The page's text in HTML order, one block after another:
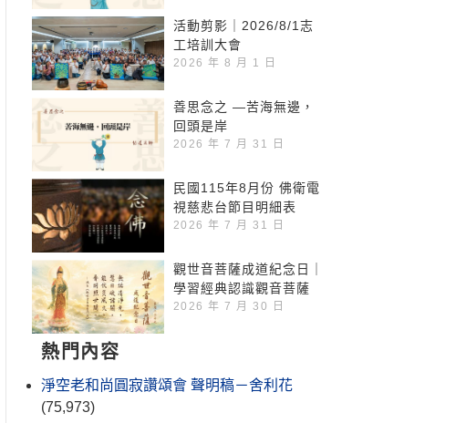
活動剪影｜2026/8/1志
工培訓大會
2026 年 8 月 1 日
善思念之 —苦海無邊，
回頭是岸
2026 年 7 月 31 日
民國115年8月份 佛衛電
視慈悲台節目明細表
2026 年 7 月 31 日
觀世音菩薩成道紀念日｜
學習經典認識觀音菩薩
2026 年 7 月 30 日
熱門內容
淨空老和尚圓寂讚頌會 聲明稿－舍利花
(75,973)